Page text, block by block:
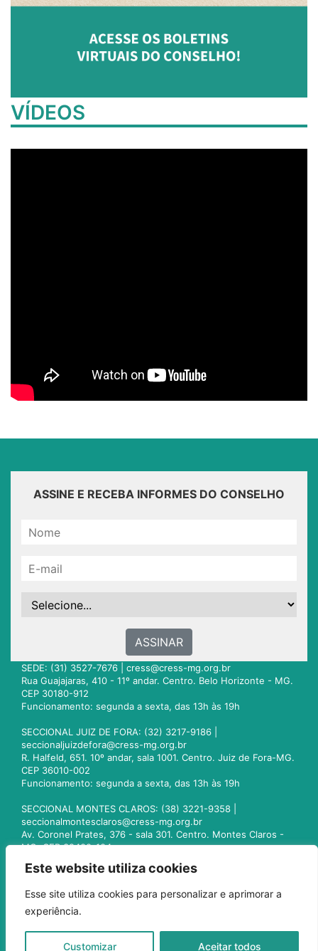
Este website utiliza cookies
Esse site utiliza cookies para personalizar e aprimorar a
experiência.
Customizar Aceitar todos
VÍDEOS
ASSINE E RECEBA INFORMES DO CONSELHO
ASSINAR
SEDE: (31) 3527-7676 | cress@cress-mg.org.br
Rua Guajajaras, 410 - 11º andar. Centro. Belo Horizonte - MG.
CEP 30180-912
Funcionamento: segunda a sexta, das 13h às 19h
SECCIONAL JUIZ DE FORA: (32) 3217-9186 |
seccionaljuizdefora@cress-mg.org.br
R. Halfeld, 651. 10º andar, sala 1001. Centro. Juiz de Fora-MG.
CEP 36010-002
Funcionamento: segunda a sexta, das 13h às 19h
SECCIONAL MONTES CLAROS: (38) 3221-9358 |
seccionalmontesclaros@cress-mg.org.br
Av. Coronel Prates, 376 - sala 301. Centro. Montes Claros -
MG. CEP 39400-104
seccionaluberlandia@cress-mg.org.br
Av. Afonso Pena, 547 - sala 101. Uberlândia - MG. CEP